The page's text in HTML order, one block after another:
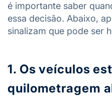
é importante saber
essa decisão. Abaixo,
sinalizam que pode ser
1. Os veículos
quilometragem